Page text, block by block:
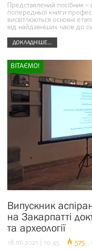
Представлений посібник
попередньої книги
висвітлюються основні
від найдавніших часів до
ДОКЛАДНІШЕ...
ВІТАЄМО!
Випускник
на Закарпатті
та археології
18.06.2021 | 10:45 575